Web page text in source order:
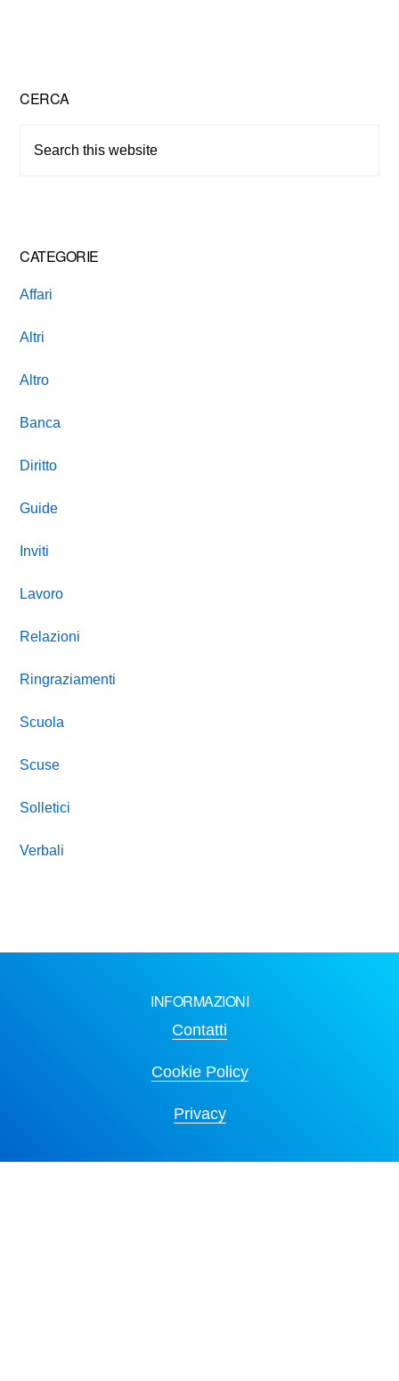
Primary
Sidebar
CERCA
CATEGORIE
Affari
Altri
Altro
Banca
Diritto
Guide
Inviti
Lavoro
Relazioni
Ringraziamenti
Scuola
Scuse
Solletici
Verbali
INFORMAZIONI
Contatti
Cookie Policy
Privacy